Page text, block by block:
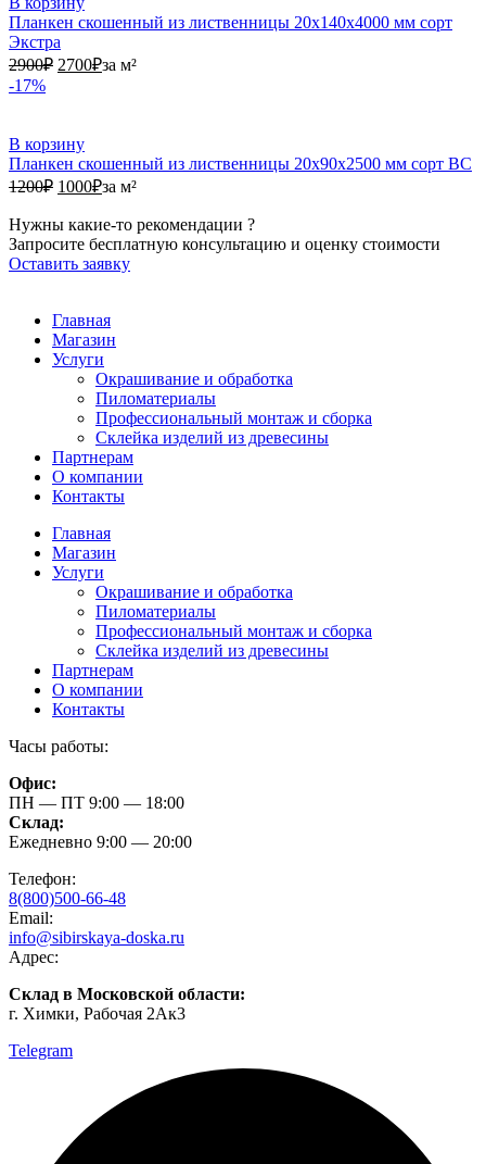
Планкен скошенный из лиственницы 20х140х4000 мм сорт
Экстра
2900₽ 2900₽.
2700₽2700₽.
за м²
-17%
В корзину
Планкен скошенный из лиственницы 20х90х2500 мм сорт ВС
1200₽ 1200₽.
1000₽1000₽.
за м²
Нужны какие-то рекомендации ?
Запросите бесплатную консультацию и оценку стоимости
Оставить заявку
Главная
Магазин
Услуги
Окрашивание и обработка
Пиломатериалы
Профессиональный монтаж и сборка
Склейка изделий из древесины
Партнерам
О компании
Контакты
Главная
Магазин
Услуги
Окрашивание и обработка
Пиломатериалы
Профессиональный монтаж и сборка
Склейка изделий из древесины
Партнерам
О компании
Контакты
Часы работы:
Офис:
ПН — ПТ 9:00 — 18:00
Склад:
Ежедневно 9:00 — 20:00
Телефон:
8(800)500-66-48
Email:
info@sibirskaya-doska.ru
Адрес:
Склад в Московской области:
г. Химки, Рабочая 2Ак3
Telegram